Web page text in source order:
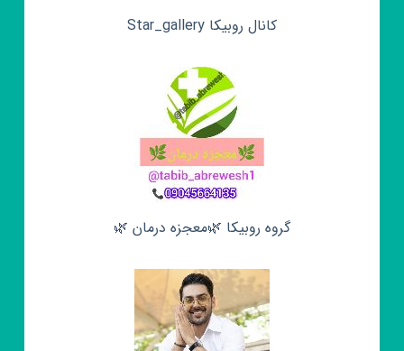
کانال روبیکا Star_gallery
گروه روبیکا 🌿معجزه درمان 🌿